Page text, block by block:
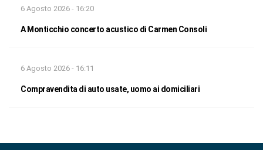
6 Agosto 2026 - 16:20
A Monticchio concerto acustico di Carmen Consoli
6 Agosto 2026 - 16:11
Compravendita di auto usate, uomo ai domiciliari